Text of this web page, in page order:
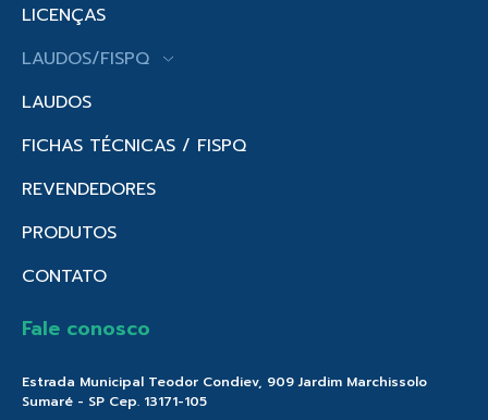
LICENÇAS
LAUDOS/FISPQ
LAUDOS
FICHAS TÉCNICAS / FISPQ
REVENDEDORES
PRODUTOS
CONTATO
Fale conosco
Estrada Municipal Teodor Condiev, 909 Jardim Marchissolo
Sumaré - SP Cep. 13171-105